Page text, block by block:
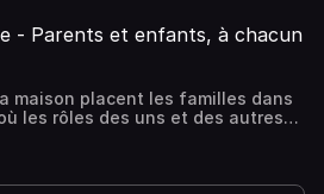
- Parents et enfants, à chacun
maison placent les familles dans
les rôles des uns et des autres
Que se joue-t-il dans les relations
enfants, en temps de